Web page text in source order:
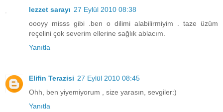
lezzet sarayı 27 Eylül 2010 08:38
oooyy misss gibi .ben o dilimi alabilirmiyim . taze üzüm
reçelini çok severim ellerine sağlık ablacım.
Yanıtla
Elifin Terazisi 27 Eylül 2010 08:45
Ohh, ben yiyemiyorum , size yarasın, sevgiler:)
Yanıtla